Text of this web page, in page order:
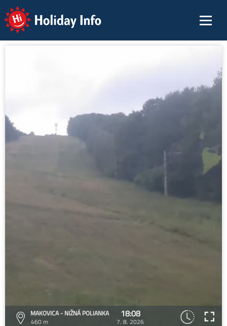
Holiday Info
MAKOVICA - NIŽNÁ POLIANKA
460 m
18:08
7. 8. 2026